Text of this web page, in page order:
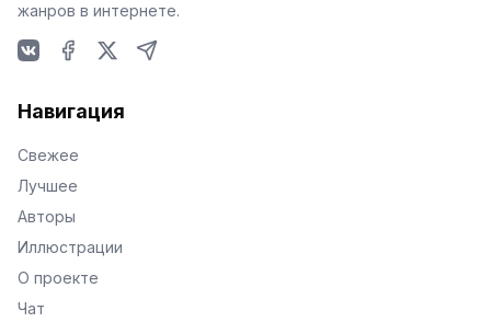
жанров в интернете.
Навигация
Свежее
Лучшее
Авторы
Иллюстрации
О проекте
Чат